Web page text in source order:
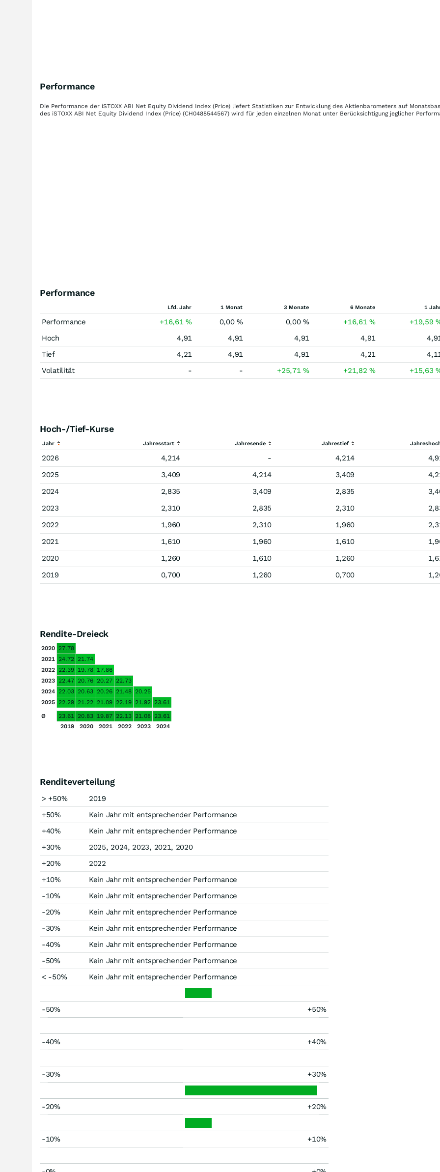
Performance
Die Performance der iSTOXX ABI Net Equity Dividend Index (Price) liefert Statistiken zur Entwicklung des Aktienbarometers auf
des iSTOXX ABI Net Equity Dividend Index (Price) (CH0488544567) wird für jeden einzelnen Monat unter Berücksichtigung jeglicher
Performance
Lfd. Jahr 1 Monat 3 Monate 6 Monate 1
Performance +16,61% 0,00% 0,00% +16,61% +19,59
Hoch
4,91 4,91 4,91 4,91
Tief
4,21 4,91 4,91 4,21
Volatilität
- - +25,71% +21,82% +15,63
Hoch-/Tief-Kurse
Jahr Jahresstart Jahresende Jahrestief
2026 4,214 - 4,214
2025
3,409 4,214 3,409
2024
2,835 3,409 2,835
2023
2,310 2,835 2,310
2022
1,960 2,310 1,960
2021
1,610 1,960 1,610
2020
1,260 1,610 1,260
2019
0,700 1,260 0,700
Rendite-Dreieck
2020 27.78
2021 24.72 21.74
2022 22.39 19.78 17.86
2023 22.47 20.76 20.27 22.73
2024 22.03 20.63 20.26 21.48 20.25
2025 22.29 21.22 21.09 22.19 21.92 23.61
Ø
23.61 20.83 19.87 22.13 21.08 23.61
2019
2020 2021 2022 2023 2024
Renditeverteilung
> +50%
2019
+50%
Kein Jahr mit entsprechender Performance
+40%
Kein Jahr mit entsprechender Performance
+30%
2025, 2024, 2023, 2021, 2020
+20%
2022
+10%
Kein Jahr mit entsprechender Performance
-10%
Kein Jahr mit entsprechender Performance
-20%
Kein Jahr mit entsprechender Performance
-30%
Kein Jahr mit entsprechender Performance
-40%
Kein Jahr mit entsprechender Performance
-50%
Kein Jahr mit entsprechender Performance
< -50%
Kein Jahr mit entsprechender Performance
-50% +50%
-40% +40%
-30% +30%
-20% +20%
-10% +10%